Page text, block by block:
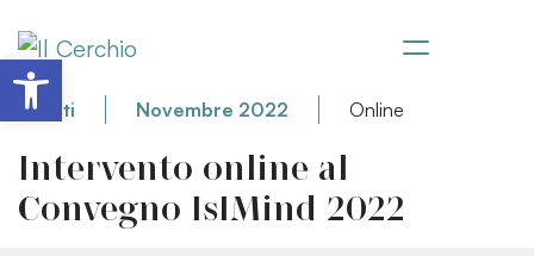
Eventi Novembre 2022 Online
Intervento online al
Convegno IsIMind 2022
Apri la barra degli strumenti